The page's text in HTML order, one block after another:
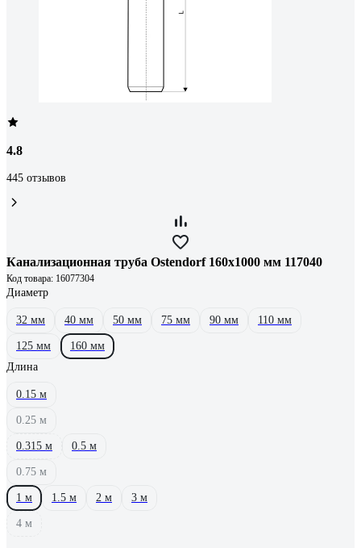
4.8
445 отзывов
Канализационная труба Ostendorf 160х1000 мм 117040
Код товара: 16077304
Диаметр
32 мм 40 мм 50 мм 75 мм 90 мм 110 мм
125 мм
160 мм
Длина
0.15 м
0.25 м
0.315 м 0.5 м
0.75 м
1 м 1.5 м 2 м 3 м
4 м